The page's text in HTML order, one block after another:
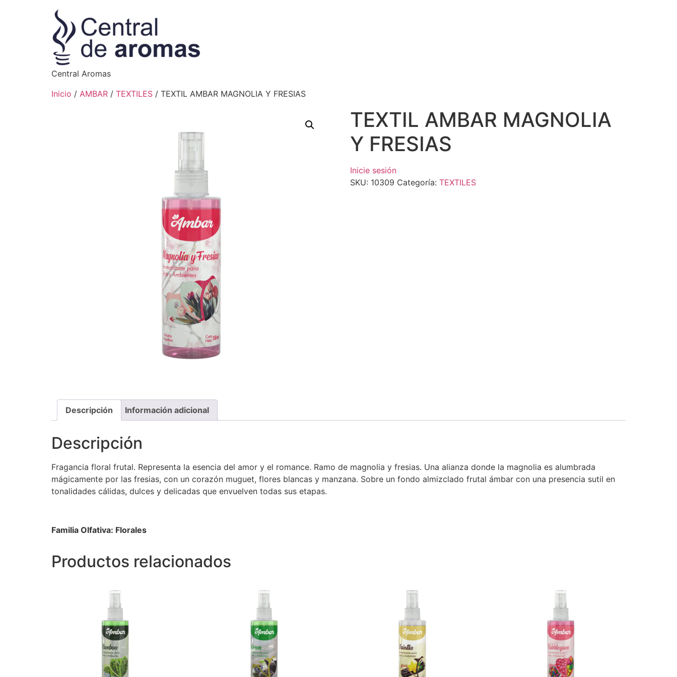
Central Aromas
Inicio / AMBAR / TEXTILES / TEXTIL AMBAR MAGNOLIA Y FRESIAS
TEXTIL AMBAR MAGNOLIA
Y FRESIAS
Inicie sesión
SKU: 10309 Categoría: TEXTILES
Descripción Información adicional
Descripción
Fragancia floral frutal. Representa la esencia del amor y el romance. Ramo de magnolia y fresias. Una alianza donde la magnolia es alumbrada
mágicamente por las fresias, con un corazón muguet, flores blancas y manzana. Sobre un fondo almizclado frutal ámbar con una presencia sutil en
tonalidades cálidas, dulces y delicadas que envuelven todas sus etapas.
Familia Olfativa: Florales
Productos relacionados